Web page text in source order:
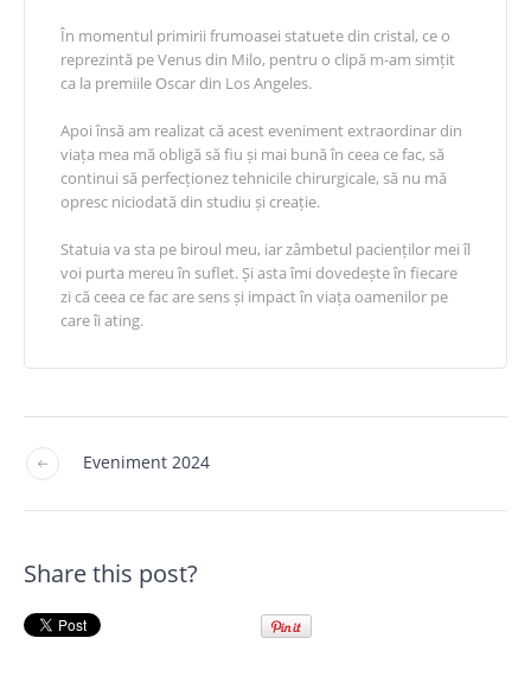
În momentul primirii frumoasei statuete din cristal, ce o
reprezintă pe Venus din Milo, pentru o clipă m-am simțit
ca la premiile Oscar din Los Angeles.
Apoi însă am realizat că acest eveniment extraordinar din
viața mea mă obligă să fiu și mai bună în ceea ce fac, să
continui să perfecționez tehnicile chirurgicale, să nu mă
opresc niciodată din studiu și creație.
Statuia va sta pe biroul meu, iar zâmbetul pacienților mei îl
voi purta mereu în suflet. Și asta îmi dovedește în fiecare
zi că ceea ce fac are sens și impact în viața oamenilor pe
care îi ating.
Eveniment 2024
Share this post?